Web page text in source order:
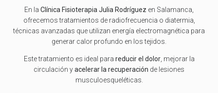
En la Clínica Fisioterapia Julia Rodríguez en Salamanca,
ofrecemos tratamientos de radiofrecuencia o diatermia,
técnicas avanzadas que utilizan energía electromagnética para
generar calor profundo en los tejidos.
Este tratamiento es ideal para reducir el dolor, mejorar la
circulación yacelerar la recuperación de lesiones
musculoesqueléticas.